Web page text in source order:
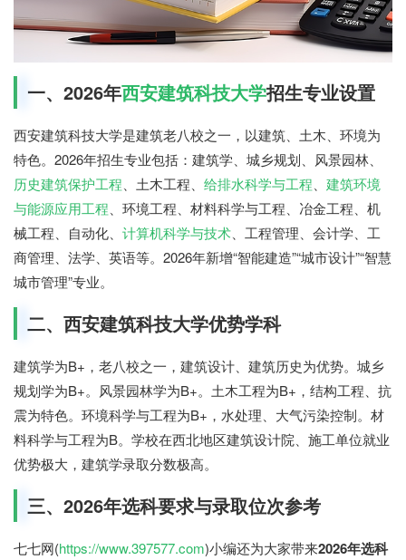
一、2026年西安建筑科技大学招生专业设置
西安建筑科技大学是建筑老八校之一，以建筑、土木、环境为
特色。2026年招生专业包括：建筑学、城乡规划、风景园林、
历史建筑保护工程、土木工程、 给排水科学与工程、 建筑环境
与能源应用工程、环境工程、材料科学与工程、冶金工程、机
械工程、自动化、 计算机科学与技术、工程管理、会计学、工
商管理、法学、英语等。2026年新增“智能建造”“城市设计”“智慧
城市管理”专业。
二、西安建筑科技大学优势学科
建筑学为B+，老八校之一，建筑设计、建筑历史为优势。城乡
规划学为B+。风景园林学为B+。土木工程为B+，结构工程、抗
震为特色。环境科学与工程为B+，水处理、大气污染控制。材
料科学与工程为B。学校在西北地区建筑设计院、施工单位就业
优势极大，建筑学录取分数极高。
三、2026年选科要求与录取位次参考
七七网(https://www.397577.com)小编还为大家带来2026年选科